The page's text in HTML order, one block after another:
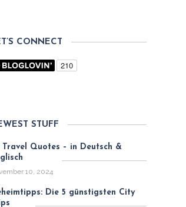
CONNECT
STUFF
Travel Quotes – in Deutsch &
10, 2024
Die 5 günstigsten City